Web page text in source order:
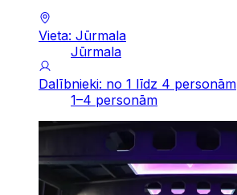
Vieta: Jūrmala
Jūrmala
Dalībnieki: no 1 līdz 4 personām
1–4 personām